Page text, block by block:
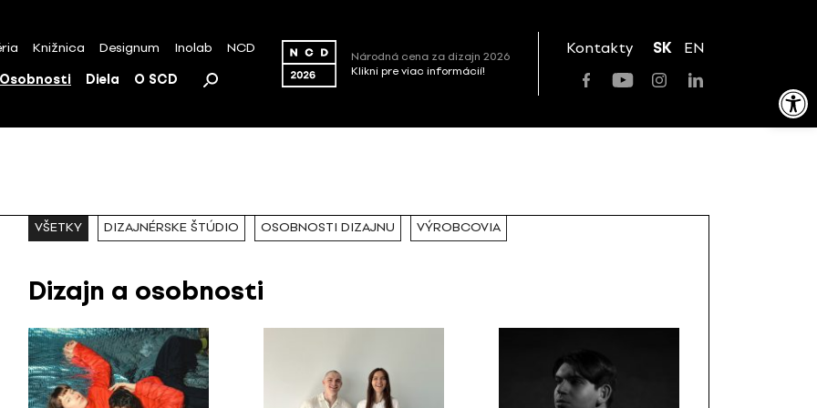
Open toolbar
Knižnica Designum Inolab NCD
Osobnosti Diela O SCD
Národná cena za dizajn 2026
Klikni pre viac informácií!
Kontakty SK EN
VŠETKY DIZAJNÉRSKE ŠTÚDIO OSOBNOSTI DIZAJNU VÝROBCOVIA
Dizajn a osobnosti